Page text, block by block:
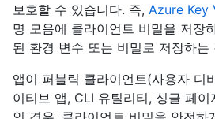
보호할 수 있습니다. 즉, Azure Key
명 모음에 클라이언트 비밀을 저장
된 환경 변수 또는 비밀로 저장하는
앱이 퍼블릭 클라이언트(사용자 디
이티브 앱, CLI 유틸리티, 싱글 페